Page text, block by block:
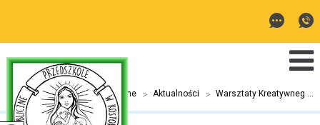
Jesteś tutaj:Home > Aktualności > Warsztaty Kreatywneg ...